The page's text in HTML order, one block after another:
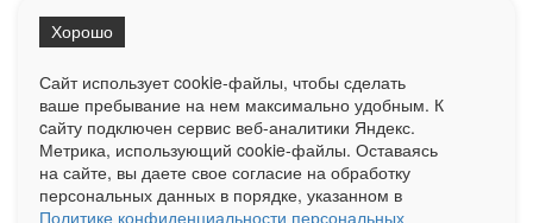
При использовании любого материала с данного сайта гипер-ссылка
на Сетевое издание «ОрелТаймс» обязательна.
Ограниченная статистика посещаемости доступна на сайте
Liveinternet.ru . Подробная статистика для рекламодателей по запросу
у менеджера.
Реклама Документы О нас Контакты
Сайт использует cookie-файлы, чтобы сделать
ваше пребывание на нем максимально удобным. К
cайту подключен сервис веб-аналитики Яндекс.
Метрика, использующий cookie-файлы. Оставаясь
на сайте, вы даете свое согласие на обработку
персональных данных в порядке, указанном в
Политике конфиденциальности персональных
Хорошо